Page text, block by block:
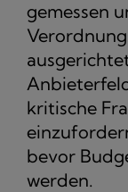
gemessen
kritische
bevor
werden.